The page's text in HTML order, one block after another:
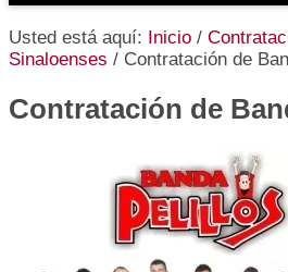
Usted está aquí: Inicio /
Sinaloenses / Contratación de
Contratación de